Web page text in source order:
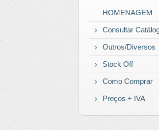
HOMENAGEM
Consultar
Outros/Diversos
Stock Off
Como Comprar
Preços + IVA